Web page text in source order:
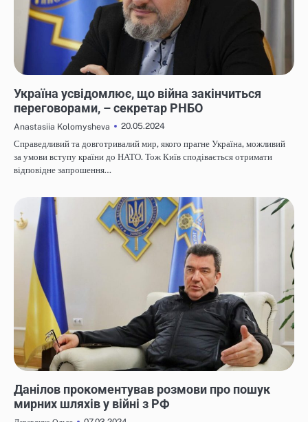
Україна усвідомлює, що війна закінчиться
переговорами, – секретар РНБО
Anastasiia Kolomysheva
20.05.2024
Справедливий та довготривалий мир, якого прагне Україна, можливий
за умови вступу країни до НАТО. Тож Київ сподівається отримати
відповідне запрошення…
Данілов прокоментував розмови про пошук
мирних шляхів у війні з РФ